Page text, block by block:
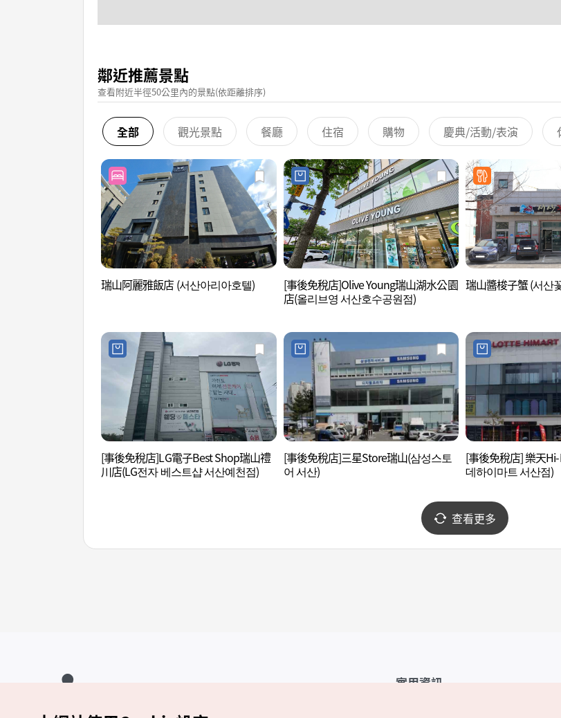
鄰近推薦景點
查看附近半徑50公里內的景點(依距離排序)
全部 觀光景點 餐廳 住宿 購物 慶典/活動/表演
瑞山阿麗雅飯店 (서산아리아호텔)
[事後免稅店]Olive Young瑞山湖水公園
店(올리브영 서산호수공원점)
瑞山醬梭子蟹 (서산
[事後免稅店]LG電子Best Shop瑞山禮
川店(LG전자 베스트샵 서산예천점)
[事後免稅店]三星Store瑞山(삼성스토
어 서산)
[事後免稅店] 樂天
데하이마트 서산점)
查看更多
實用資訊